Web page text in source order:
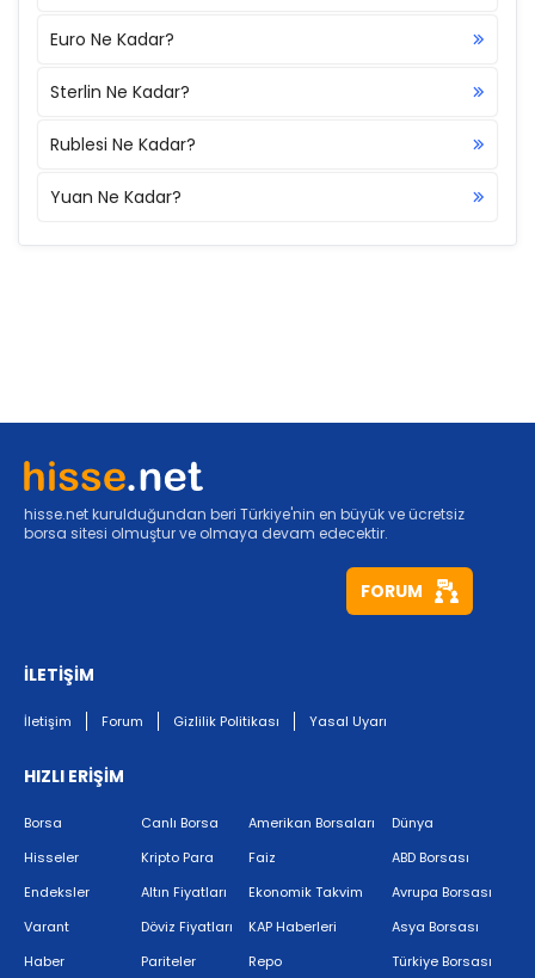
Euro Ne Kadar?
Sterlin Ne Kadar?
Rublesi Ne Kadar?
Yuan Ne Kadar?
hisse.net kurulduğundan beri Türkiye'nin en büyük ve ücretsiz
borsa sitesi olmuştur ve olmaya devam edecektir.
FORUM
İLETİŞİM
İletişim Forum Gizlilik Politikası Yasal Uyarı
HIZLI ERİŞİM
Borsa
Hisseler
Endeksler
Varant
Haber
Canlı Borsa
Kripto Para
Altın Fiyatları
Döviz Fiyatları
Pariteler
Amerikan Borsaları
Faiz
Ekonomik Takvim
KAP Haberleri
Repo
Dünya
ABD Borsası
Avrupa Borsası
Asya Borsası
Türkiye Borsası